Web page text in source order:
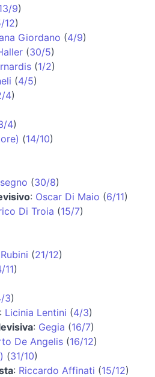
9)
12)
Giordano (4/9)
(30/5)
(1/2)
(4/5)
4)
4)
(14/10)
(30/8)
: Oscar Di Maio (6/11)
Di Troia (15/7)
(21/12)
11)
3)
: Licinia Lentini (4/3)
: Gegia (16/7)
De Angelis (16/12)
(31/10)
: Riccardo Affinati (15/12)